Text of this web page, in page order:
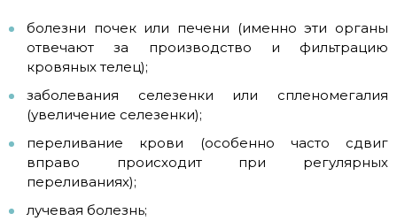
болезни почек или печени (именно эти органы
отвечают за производство и фильтрацию
кровяных телец);
заболевания селезенки или спленомегалия
(увеличение селезенки);
переливание крови (особенно часто сдвиг
вправо происходит при регулярных
переливаниях);
лучевая болезнь;